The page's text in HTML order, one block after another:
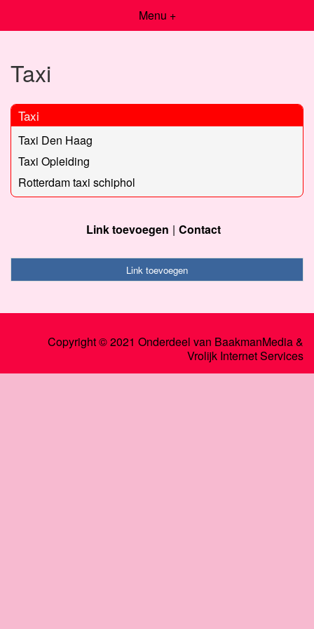
Menu +
Taxi
Taxi
Taxi Den Haag
Taxi Opleiding
Rotterdam taxi schiphol
Link toevoegen Contact
Link toevoegen
Copyright © 2021 Onderdeel van BaakmanMedia&
Vrolijk Internet Services